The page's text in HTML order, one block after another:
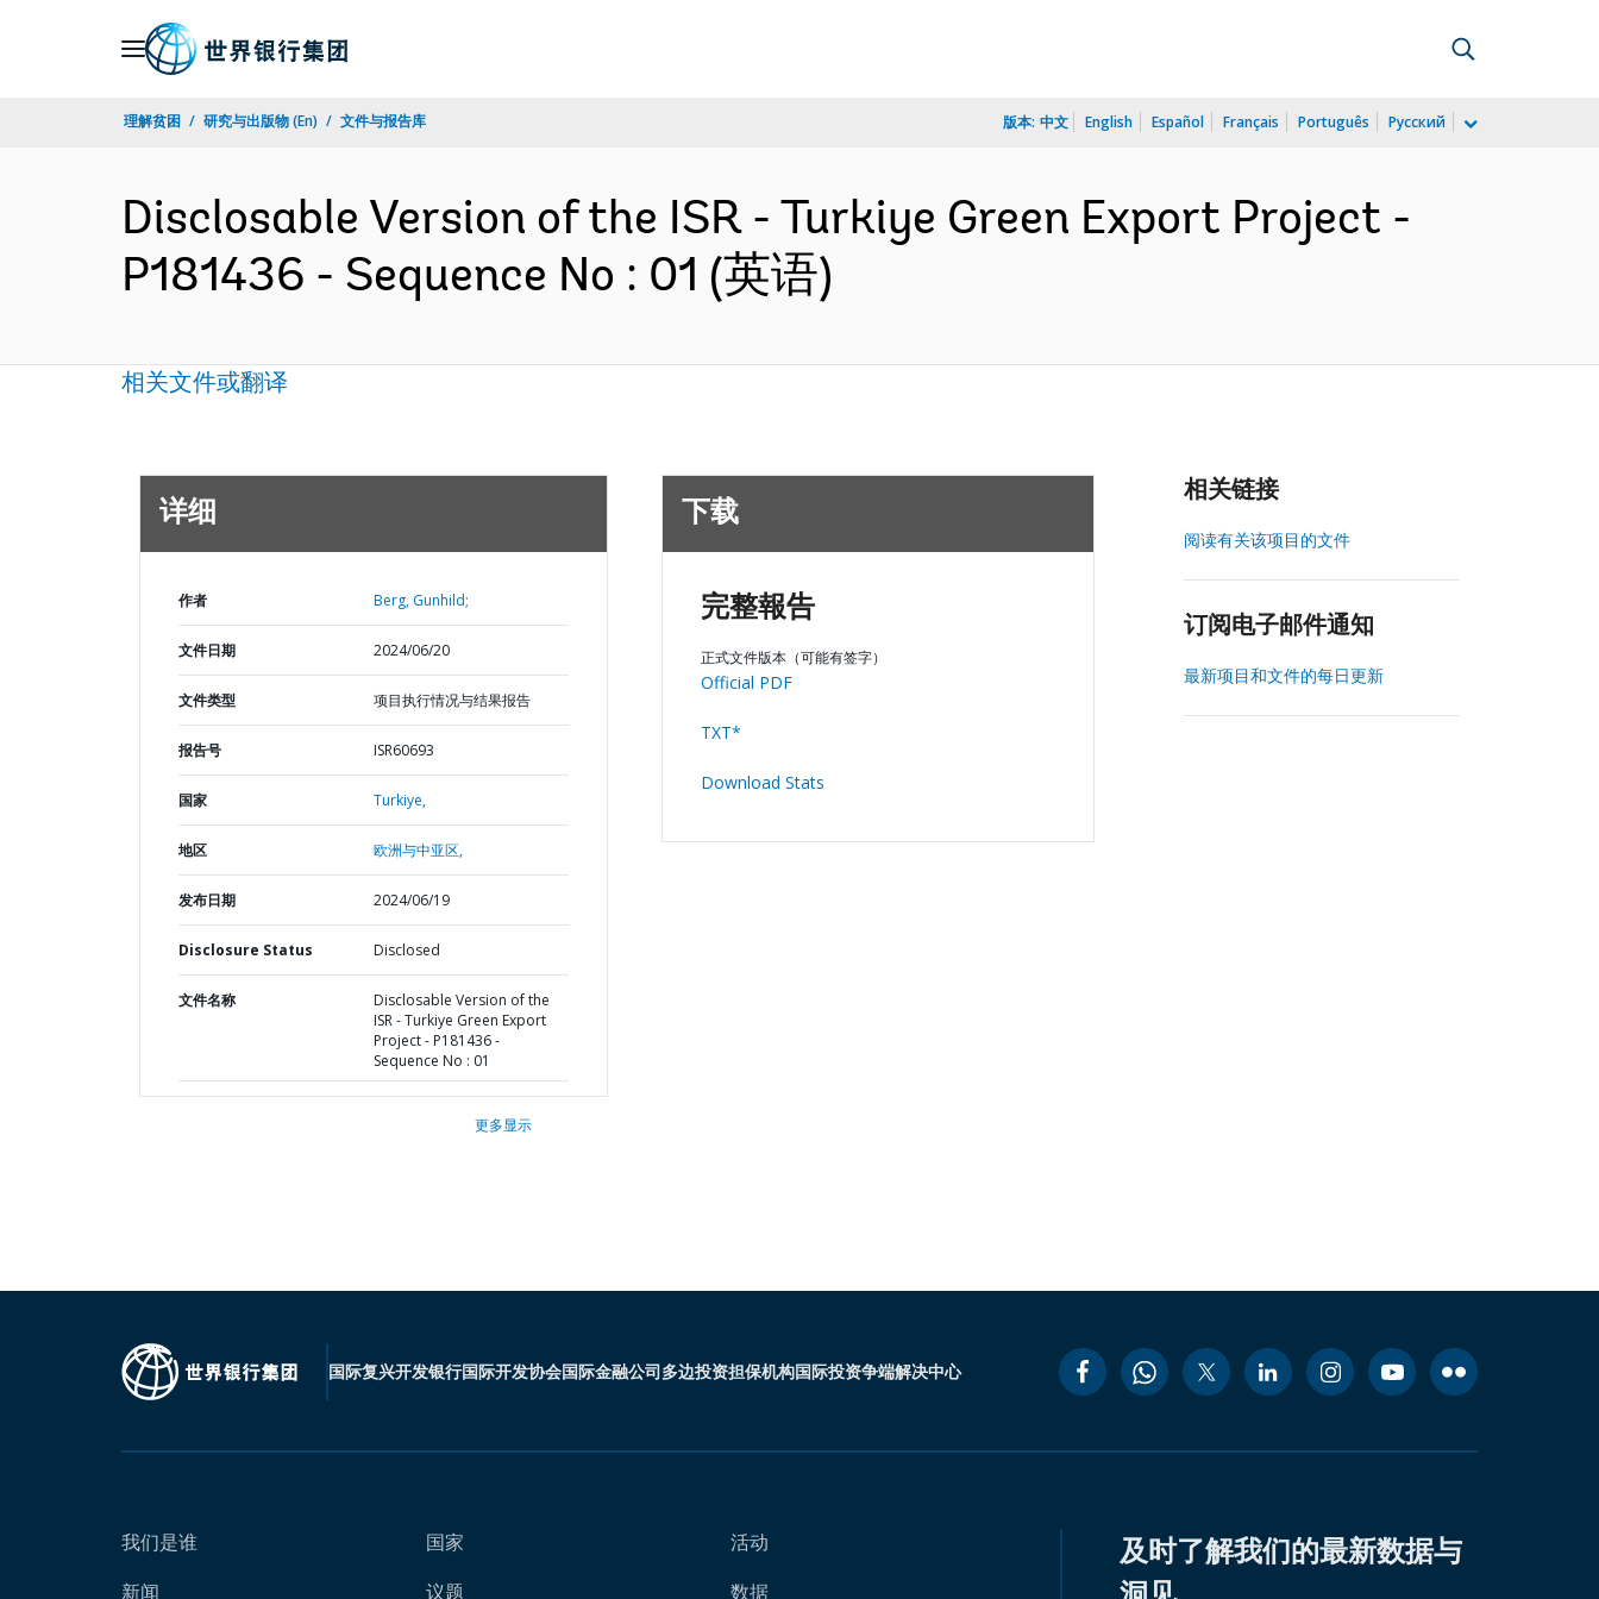
理解贫困 研究与出版物 (En) 文件与报告库 版本: 中文 English Español Français Português Русский
Disclosable Version of the ISR - Turkiye Green Export Project -
P181436 - Sequence No : 01 (英语)
相关文件或翻译
详细
作者 Berg, Gunhild;
文件日期 2024/06/20
文件类型 项目执行情况与结果报告
报告号 ISR60693
国家 Turkiye,
地区 欧洲与中亚区,
发布日期 2024/06/19
Disclosure Status Disclosed
文件名称
Disclosable Version of the
ISR - Turkiye Green Export
Project - P181436 -
Sequence No : 01
更多显示
下载
完整報告
正式文件版本（可能有签字）
Official PDF
TXT*
Download Stats
相关链接
阅读有关该项目的文件
订阅电子邮件通知
最新项目和文件的每日更新
国际复兴开发银行国际开发协会国际金融公司多边投资担保机构国际投资争端解决中心
我们是谁
新闻
国家
议题
活动
数据
及时了解我们的最新数据与